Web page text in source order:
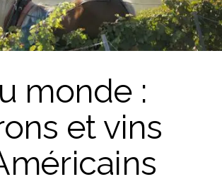
monde :
et vins